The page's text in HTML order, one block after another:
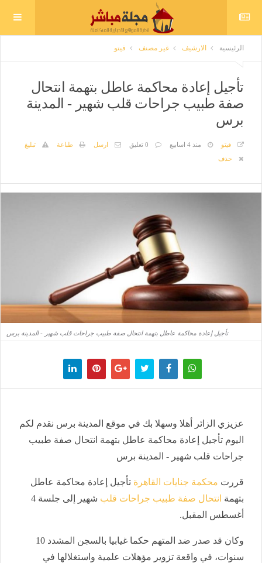
الرئيسية الارشيف غير مصنف فيتو
تأجيل إعادة محاكمة عاطل بتهمة انتحال
صفة طبيب جراحات قلب شهير - المدينة
برس
فيتو منذ 4 اسابيع 0 تعليق ارسل طباعة
تبليغ
حذف
تأجيل إعادة محاكمة عاطل بتهمة انتحال صفة طبيب جراحات قلب شهير - المدينة برس
عزيزي الزائر أهلا وسهلا بك في موقع المدينة برس نقدم لكم
اليوم تأجيل إعادة محاكمة عاطل بتهمة انتحال صفة طبيب
جراحات قلب شهير - المدينة برس
قررت محكمة جنايات القاهرة تأجيل إعادة محاكمة عاطل
بتهمة انتحال صفة طبيب جراحات قلب
شهير إلى جلسة 4
أغسطس المقبل.
وكان قد صدر ضد المتهم حكما غيابيا بالسجن المشدد 10
سنوات، في واقعة تزوير مؤهلات علمية واستغلالها في